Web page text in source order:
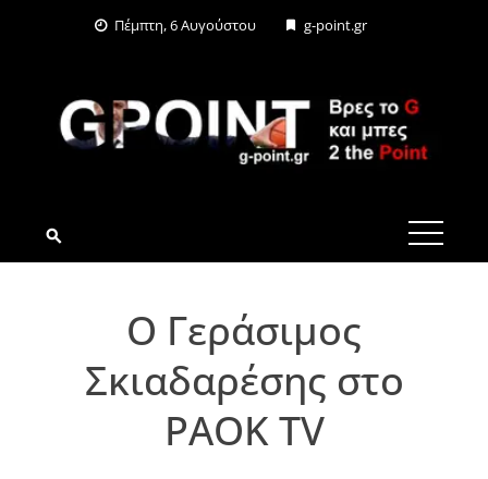
Πέμπτη, 6 Αυγούστου g-point.gr
G-POINT.GR
Ο Γεράσιμος
Σκιαδαρέσης στο
PAOK TV